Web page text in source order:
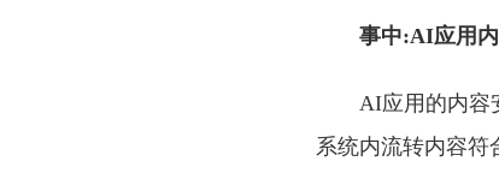
事中:AI应用
AI应用的内容
系统内流转内容符